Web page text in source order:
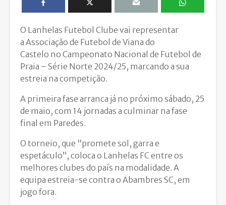
O Lanhelas Futebol Clube vai representar
a Associação de Futebol de Viana do
Castelo no Campeonato Nacional de Futebol de
Praia – Série Norte 2024/25, marcando a sua
estreia na competição.
A primeira fase arranca já no próximo sábado, 25
de maio, com 14 jornadas a culminar na fase
final em Paredes.
O torneio, que “promete sol, garra e
espetáculo”, coloca o Lanhelas FC entre os
melhores clubes do país na modalidade. A
equipa estreia-se contra o Abambres SC, em
jogo fora.